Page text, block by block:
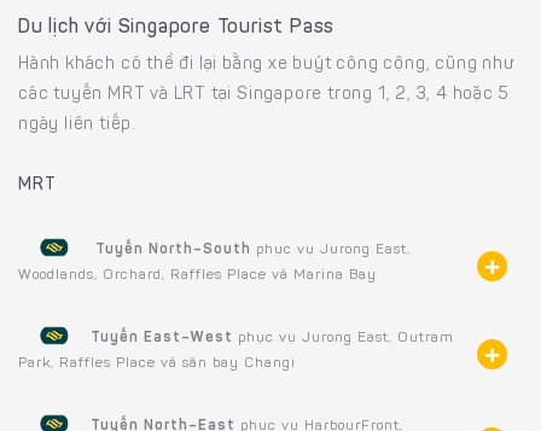
Du lịch với Singapore Tourist Pass
Hành khách có thể đi lại bằng xe buýt công cộng, cũng như
các tuyến MRT và LRT tại Singapore trong 1, 2, 3, 4 hoặc 5
ngày liên tiếp.
MRT
Tuyến North–South phục vụ Jurong East,
Woodlands, Orchard, Raffles Place và Marina Bay
Tuyến East–West phục vụ Jurong East, Outram
Park, Raffles Place và sân bay Changi
Tuyến North–East phục vụ HarbourFront,